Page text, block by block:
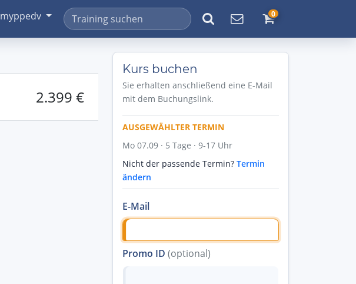
myppedv 0
2.399 €
Kurs buchen
Sie erhalten anschließend eine E-Mail
mit dem Buchungslink.
AUSGEWÄHLTER TERMIN
Mo 07.09 · 5 Tage · 9-17 Uhr
Nicht der passende Termin? Termin
ändern
E-Mail
Promo ID (optional)